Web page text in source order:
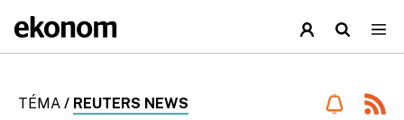
TÉMA / REUTERS NEWS